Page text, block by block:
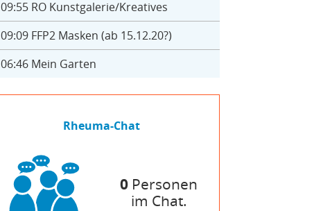
09:55RO Kunstgalerie/Kreatives
09:09FFP2 Masken (ab 15.12.20?)
06:46Mein Garten
Rheuma-Chat
0 Personen
im Chat.